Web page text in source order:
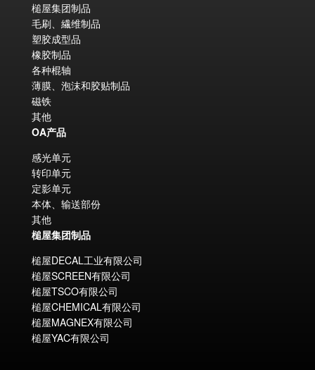
槌屋集团制品
毛刷、繊维制品
塑胶成型品
橡胶制品
各种棍轴
薄膜、泡沫和胶贴制品
磁铁
其他
OA产品
感光单元
转印单元
定影单元
本体、输送部份
其他
槌屋集团制品
槌屋DECAL工业有限公司
槌屋SCREEN有限公司
槌屋TSCO有限公司
槌屋CHEMICAL有限公司
槌屋MAGNEX有限公司
槌屋YAC有限公司